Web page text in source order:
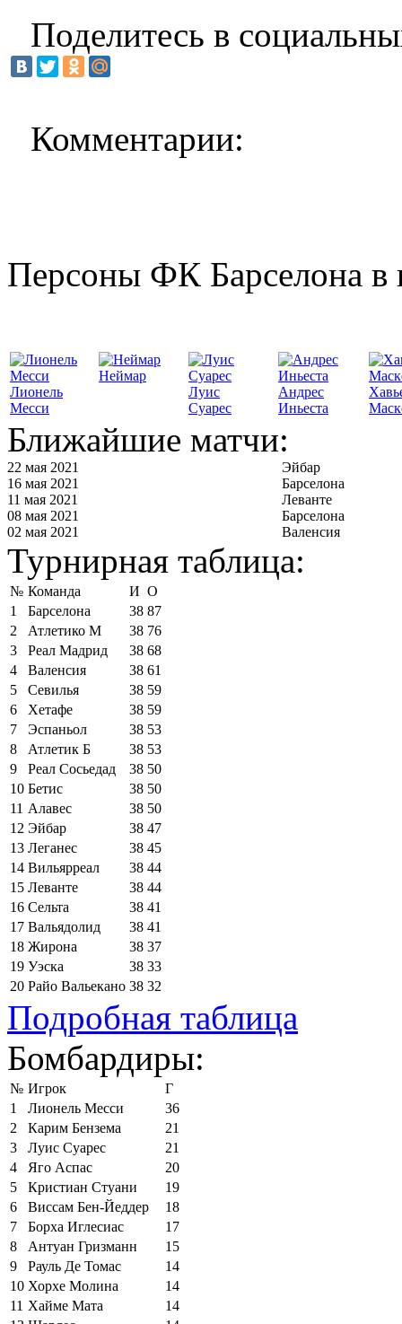
Поделитесь в
Комментарии:
Персоны ФК Барселона в
Лионель
Месси
Неймар
Луис
Суарес
Андрес
Иньеста
Ближайшие матчи:
22 мая 2021
Эйбар
16 мая 2021
Барселона
11 мая 2021
Леванте
08 мая 2021
Барселона
02 мая 2021
Валенсия
Турнирная таблица:
№ Команда И О
1
Барселона 38 87
2
Атлетико М 38 76
3
Реал Мадрид 38 68
4
Валенсия 38 61
5
Севилья 38 59
6
Хетафе 38 59
7
Эспаньол 38 53
8
Атлетик Б 38 53
9
Реал Сосьедад 38 50
10 Бетис 38 50
11 Алавес 38 50
12 Эйбар 38 47
13 Леганес 38 45
14 Вильярреал 38 44
15 Леванте 38 44
16 Сельта 38 41
17 Вальядолид 38 41
18 Жирона 38 37
19 Уэска 38 33
20 Райо Вальекано 38 32
Подробная таблица
Бомбардиры:
№ Игрок
Г
1
Лионель Месси
36
2
Карим Бензема
21
3
Луис Суарес
21
4
Яго Аспас
20
5
Кристиан Стуани
19
6
Виссам Бен-Йеддер
18
7
Борха Иглесиас
17
8
Антуан Гризманн
15
9
Рауль Де Томас
14
10 Хорхе Молина
14
11 Хайме Мата
14